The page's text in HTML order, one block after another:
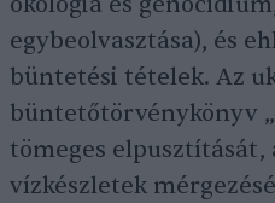
egybeolvasztása), és
büntetési tételek. Az
büntetőtörvénykönyv
tömeges elpusztítását,
vízkészletek